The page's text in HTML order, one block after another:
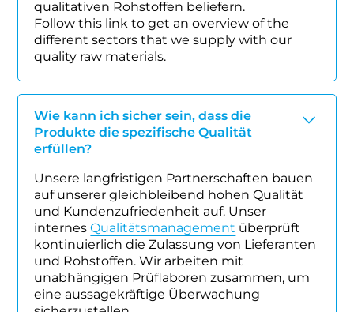
qualitativen Rohstoffen beliefern.
Follow this link to get an overview of the
different sectors that we supply with our
quality raw materials.
Wie kann ich sicher sein, dass die
Produkte die spezifische Qualität
erfüllen?
Unsere langfristigen Partnerschaften bauen
auf unserer gleichbleibend hohen Qualität
und Kundenzufriedenheit auf. Unser
internesQualitätsmanagement überprüft
kontinuierlich die Zulassung von Lieferanten
und Rohstoffen. Wir arbeiten mit
unabhängigen Prüflaboren zusammen, um
eine aussagekräftige Überwachung